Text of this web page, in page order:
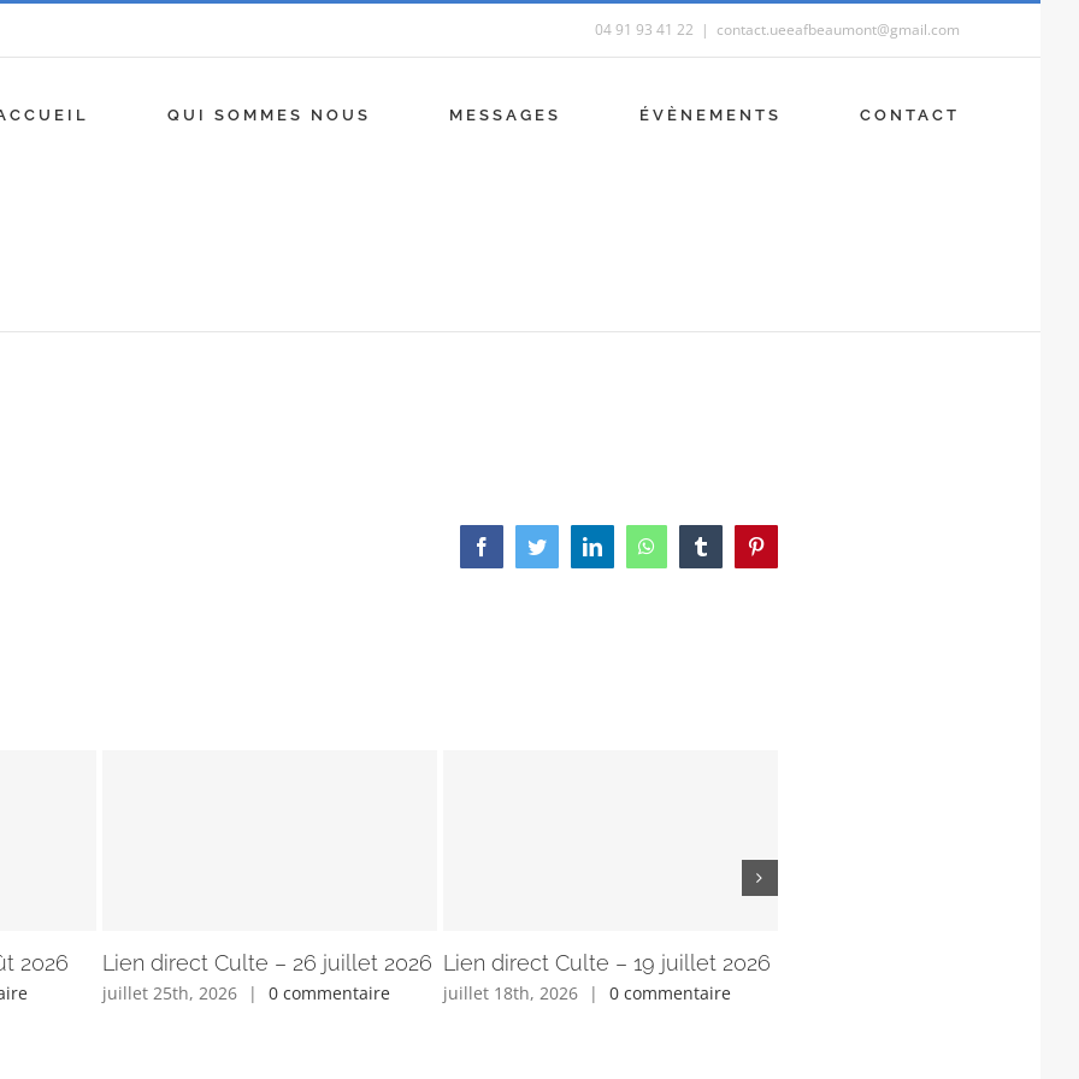
04 91 93 41 22 | contact.ueeafbeaumont@gmail.com
QUI SOMMES NOUS MESSAGES ÉVÈNEMENTS CONTACT
FacebookTwitterLinkedInWhatsAppTumblr
2026 Lien direct Culte – 26 juillet 2026
juillet 25th, 2026 | 0 commentaire
Lien direct Culte – 19 juillet 2026
juillet 18th, 2026 | 0 commentaire